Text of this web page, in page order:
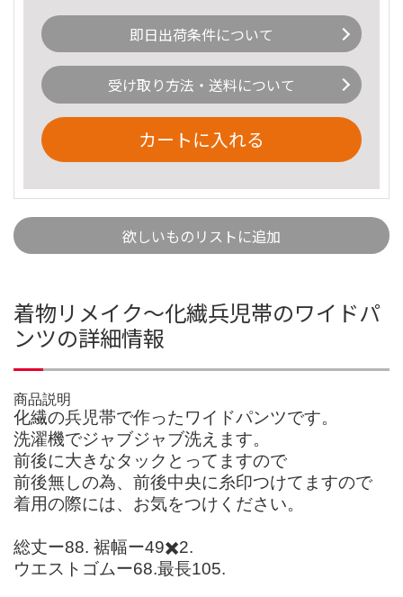
即日出荷条件について
受け取り方法・送料について
カートに入れる
欲しいものリストに追加
着物リメイク〜化繊兵児帯のワイドパ
ンツの詳細情報
商品説明
化繊の兵児帯で作ったワイドパンツです。
洗濯機でジャブジャブ洗えます。
前後に大きなタックとってますので
前後無しの為、前後中央に糸印つけてますので
着用の際には、お気をつけください。
総丈ー88. 裾幅ー49✖️2.
ウエストゴムー68.最長105.